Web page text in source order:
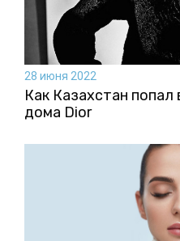
28 июня 2022
Как Казахстан попал
дома Dior